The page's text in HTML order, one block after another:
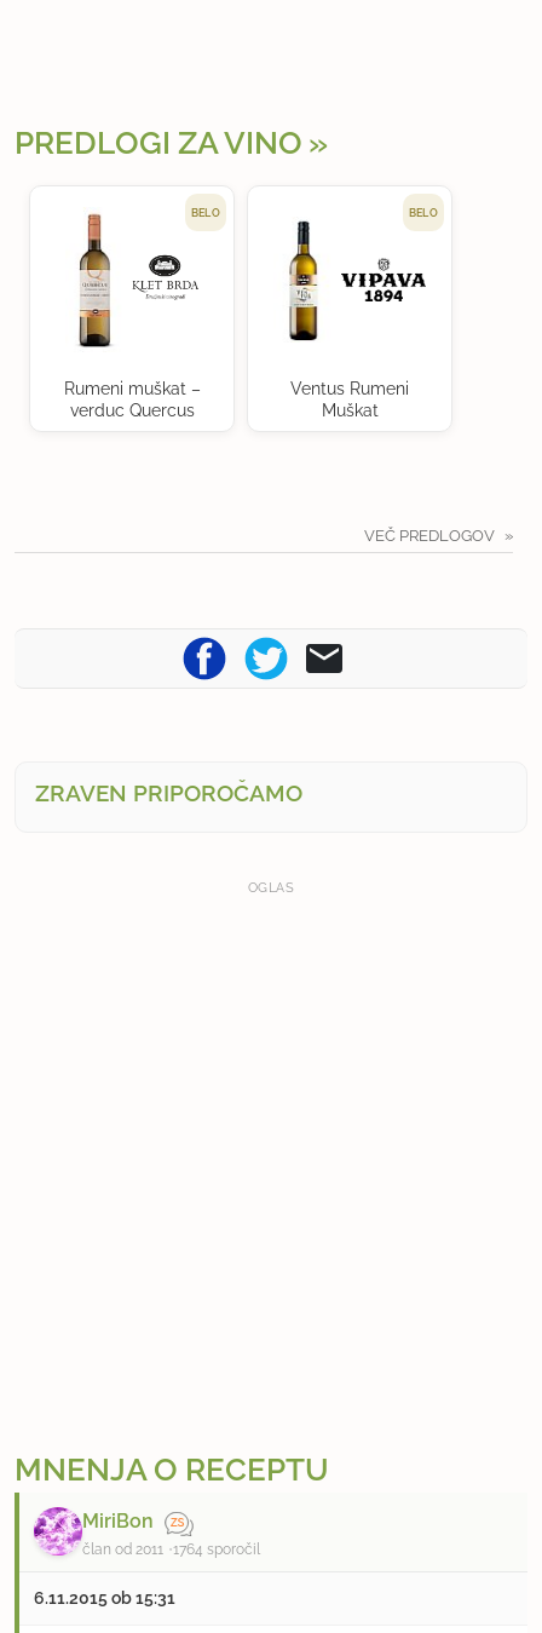
PREDLOGI ZA VINO
BELO
Rumeni muškat –
verduc Quercus
BELO
Ventus Rumeni
Muškat
VEČ PREDLOGOV
ZRAVEN PRIPOROČAMO
OGLAS
MNENJA O RECEPTU
MiriBon
član od 2011 1764 sporočil
6.11.2015 ob 15:31